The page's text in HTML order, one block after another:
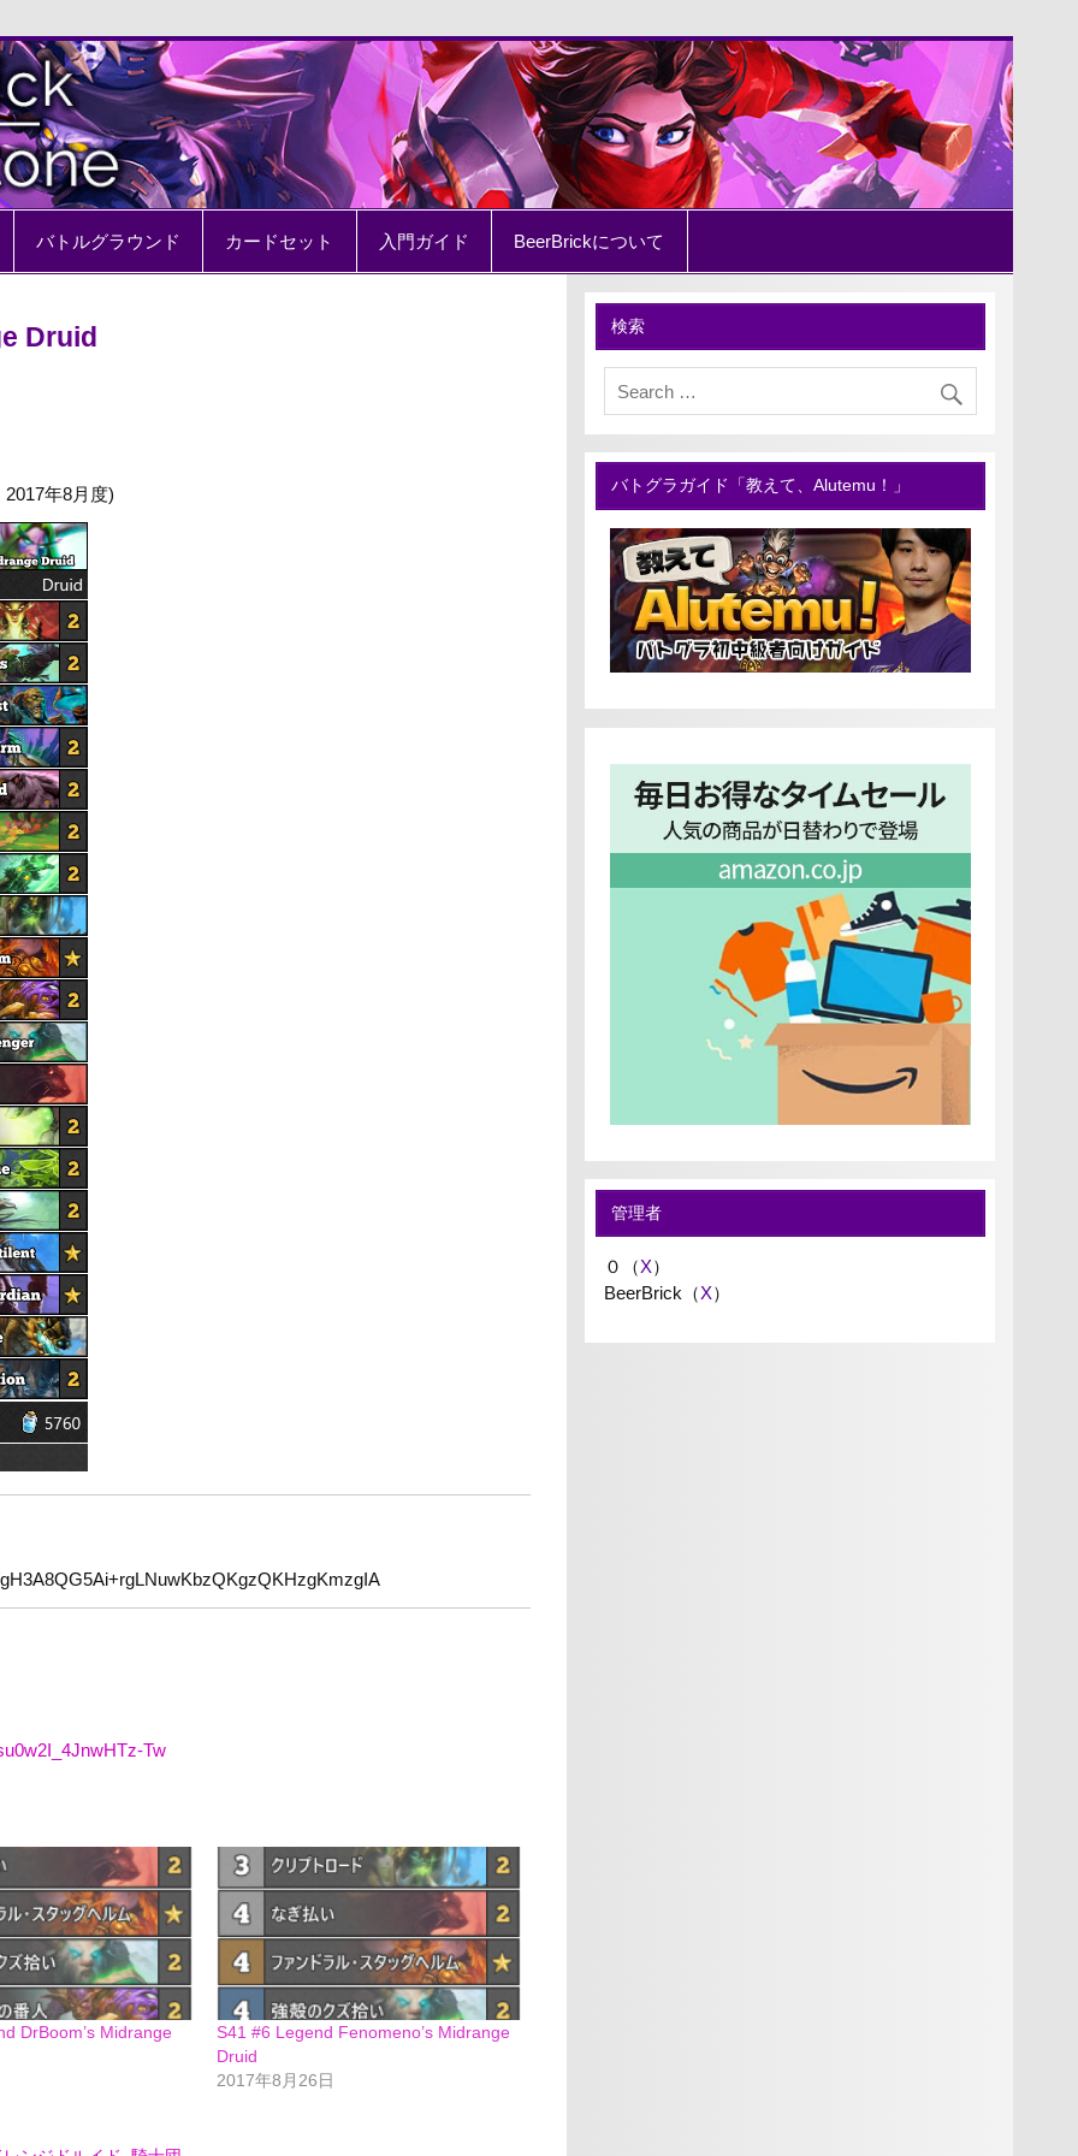
バトルグラウンド カードセット 入門ガイド BeerBrickについて
Druid
年8月度)
Tw
DrBoom’s Midrange
S41 #6 Legend Fenomeno’s Midrange
Druid
2017年8月26日
検索
バトグラガイド「教えて、Alutemu！」
管理者
０（X）
BeerBrick（X）